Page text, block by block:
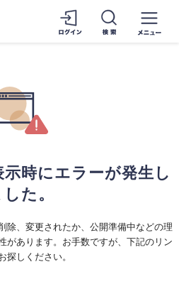
時にエラーが発生し
した。
除、変更されたか、公開準備中などの理
があります。お手数ですが、下記のリン
探しください。